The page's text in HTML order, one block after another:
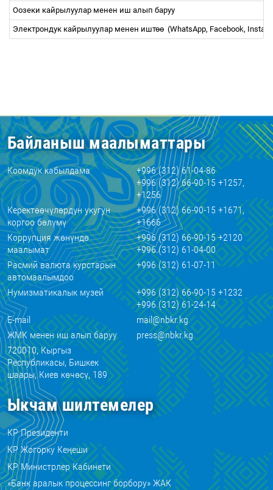
Оозеки кайрылуулар менен иш алып баруу
Электрондук кайрылуулар менен иштөө (WhatsApp, Facebook,
Байланыш маалыматтары
Коомдук кабылдама
+996 (312) 61-04-86
+996 (312) 66-90-15 +1257,
+1256
Керектөөчүлөрдүн укугун
коргоо бөлүмү
+996 (312) 66-90-15 +1671,
+1666
Коррупция жөнүндө
маалымат
+996 (312) 66-90-15 +2120
+996 (312) 61-04-00
Расмий валюта курстарын
автомаалымдоо
+996 (312) 61-07-11
Нумизматикалык музей
+996 (312) 66-90-15 +1232
+996 (312) 61-24-14
E-mail
mail@nbkr.kg
ЖМК менен иш алып баруу
press@nbkr.kg
720010, Кыргыз
Республикасы, Бишкек
шаары, Киев көчөсү, 189
Ыкчам шилтемелер
КР Президенти
КР Жогорку Кеңеши
КР Министрлер Кабинети
«Банк аралык процессинг борбору» ЖАК